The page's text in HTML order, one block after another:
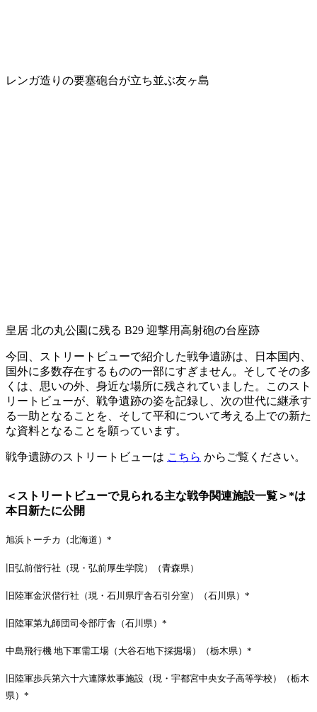
レンガ造りの要塞砲台が立ち並ぶ友ヶ島
皇居 北の丸公園に残る B29 迎撃用高射砲の台座跡
今回、ストリートビューで紹介した戦争遺跡は、日本国内、
国外に多数存在するものの一部にすぎません。そしてその多
くは、思いの外、身近な場所に残されていました。このスト
リートビューが、戦争遺跡の姿を記録し、次の世代に継承す
る一助となることを、そして平和について考える上での新た
な資料となることを願っています。
戦争遺跡のストリートビューは こちら からご覧ください。
＜ストリートビューで見られる主な戦争関連施設一覧＞*は
本日新たに公開
旭浜トーチカ（北海道）*
旧弘前偕行社（現・弘前厚生学院）（青森県）
旧陸軍金沢偕行社（現・石川県庁舎石引分室）（石川県）*
旧陸軍第九師団司令部庁舎（石川県）*
中島飛行機 地下軍需工場（大谷石地下採掘場）（栃木県）*
旧陸軍歩兵第六十六連隊炊事施設（現・宇都宮中央女子高等学校）（栃木
県）*